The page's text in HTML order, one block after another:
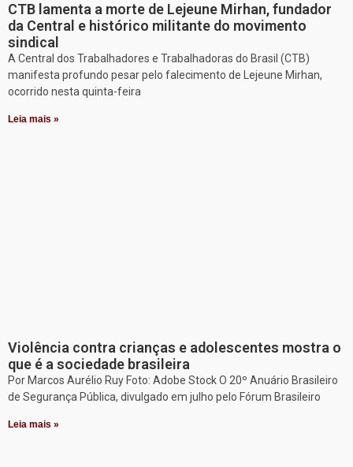
CTB lamenta a morte de Lejeune Mirhan, fundador
da Central e histórico militante do movimento
sindical
A Central dos Trabalhadores e Trabalhadoras do Brasil (CTB)
manifesta profundo pesar pelo falecimento de Lejeune Mirhan,
ocorrido nesta quinta-feira
Leia mais »
Violência contra crianças e adolescentes mostra o
que é a sociedade brasileira
Por Marcos Aurélio Ruy Foto: Adobe Stock O 20º Anuário Brasileiro
de Segurança Pública, divulgado em julho pelo Fórum Brasileiro
Leia mais »